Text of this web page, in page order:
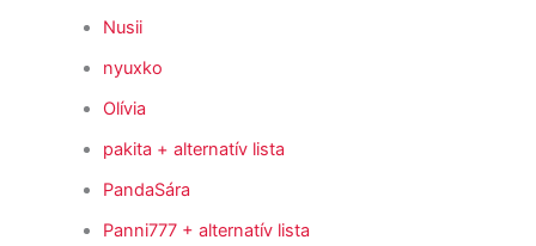
Nusii
nyuxko
Olívia
pakita + alternatív lista
PandaSára
Panni777 + alternatív lista